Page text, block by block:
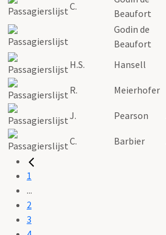
C.
Beaufort
Godin de
Beaufort
H.S. Hansell
R. Meierhofer
J. Pearson
C. Barbier
1
...
2
3